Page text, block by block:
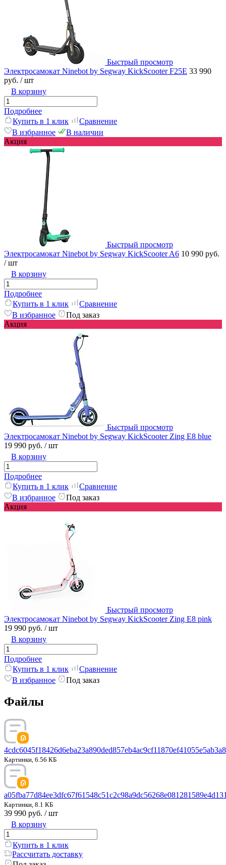
Быстрый просмотр
Электросамокат Ninebot by Segway KickScooter F25E 33 990
руб. / шт
В корзину
Подробнее
Купить в 1 клик
Сравнение
В избранное
В наличии
Акция
Быстрый просмотр
Электросамокат Ninebot by Segway KickScooter A6 10 990 руб.
/ шт
В корзину
Подробнее
Купить в 1 клик
Сравнение
В избранное
Под заказ
Акция
Быстрый просмотр
Электросамокат Ninebot by Segway KickScooter Zing E8 blue
19 990 руб. / шт
В корзину
Подробнее
Купить в 1 клик
Сравнение
В избранное
Под заказ
Акция
Быстрый просмотр
Электросамокат Ninebot by Segway KickScooter Zing E8 pink
19 990 руб. / шт
В корзину
Подробнее
Купить в 1 клик
Сравнение
В избранное
Под заказ
Файлы
Картинки, 6.56 КБ
Картинки, 8.1 КБ
39 990 руб. / шт
В корзину
Купить в 1 клик
Рассчитать доставку